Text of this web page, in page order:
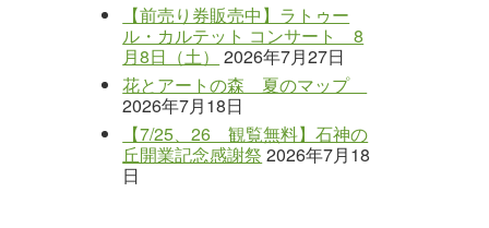
【前売り券販売中】ラトゥー
ル・カルテット コンサート 8
月8日（土）
2026年7月27日
花とアートの森 夏のマップ
2026年7月18日
【7/25、26 観覧無料】石神の
丘開業記念感謝祭 2026年7月18
日